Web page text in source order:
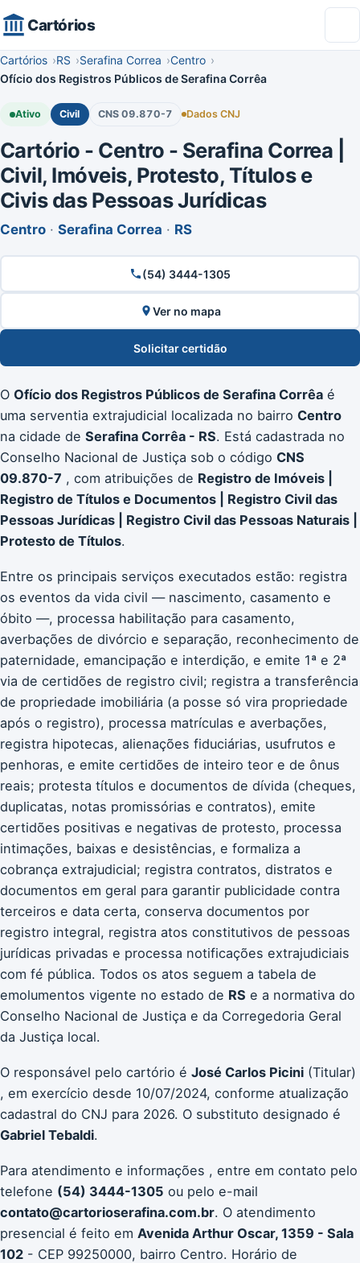
Cartórios
Cartórios RS Serafina Correa
Centro
Ofício dos Registros Públicos de Serafina Corrêa
Ativo Civil CNS 09.870-7 Dados CNJ
Cartório - Centro - Serafina Correa |
Civil, Imóveis, Protesto, Títulos e
Civis das Pessoas Jurídicas
Centro · Serafina Correa · RS
(54) 3444-1305
Ver no mapa
Solicitar certidão
O Ofício dos Registros Públicos de Serafina Corrêa é
uma serventia extrajudicial localizada no bairro Centro
na cidade de Serafina Corrêa - RS. Está cadastrada no
Conselho Nacional de Justiça sob o código CNS
09.870-7 , com atribuições de Registro de Imóveis |
Registro de Títulos e Documentos | Registro Civil das
Pessoas Jurídicas | Registro Civil das Pessoas Naturais |
Protesto de Títulos.
Entre os principais serviços executados estão: registra
os eventos da vida civil — nascimento, casamento e
óbito —, processa habilitação para casamento,
averbações de divórcio e separação, reconhecimento de
paternidade, emancipação e interdição, e emite 1ª e 2ª
via de certidões de registro civil; registra a transferência
de propriedade imobiliária (a posse só vira propriedade
após o registro), processa matrículas e averbações,
registra hipotecas, alienações fiduciárias, usufrutos e
penhoras, e emite certidões de inteiro teor e de ônus
reais; protesta títulos e documentos de dívida (cheques,
duplicatas, notas promissórias e contratos), emite
certidões positivas e negativas de protesto, processa
intimações, baixas e desistências, e formaliza a
cobrança extrajudicial; registra contratos, distratos e
documentos em geral para garantir publicidade contra
terceiros e data certa, conserva documentos por
registro integral, registra atos constitutivos de pessoas
jurídicas privadas e processa notificações extrajudiciais
com fé pública. Todos os atos seguem a tabela de
emolumentos vigente no estado de RS e a normativa do
Conselho Nacional de Justiça e da Corregedoria Geral
da Justiça local.
O responsável pelo cartório é José Carlos Picini (Titular)
, em exercício desde 10/07/2024, conforme atualização
cadastral do CNJ para 2026. O substituto designado é
Gabriel Tebaldi.
Para atendimento e informações , entre em contato pelo
telefone (54) 3444-1305 ou pelo e-mail
contato@cartorioserafina.com.br. O atendimento
presencial é feito em Avenida Arthur Oscar, 1359 - Sala
102 - CEP 99250000, bairro Centro. Horário de